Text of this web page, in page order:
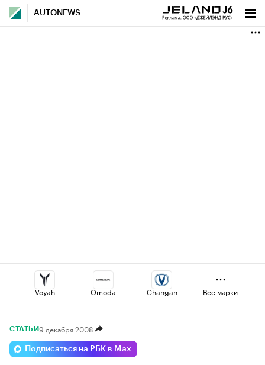
AUTONEWS
Voyah Omoda Changan
Haval Lada
Все марки
СТАТЬИ9 декабря 2008
Подписаться на РБК в Max